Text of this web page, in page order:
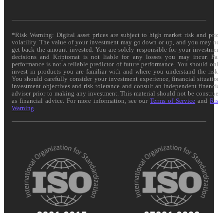
*Risk Warning: Digital asset prices are subject to high market risk and
volatility. The value of your investment may go down or up, and you may
get back the amount invested. You are solely responsible for your
decisions and Kriptomat is not liable for any losses you may incur.
performance is not a reliable predictor of future performance. You should
invest in products you are familiar with and where you understand the
You should carefully consider your investment experience, financial
investment objectives and risk tolerance and consult an independent
adviser prior to making any investment. This material should not be
as financial advice. For more information, see ourTerms of Service and
Warning